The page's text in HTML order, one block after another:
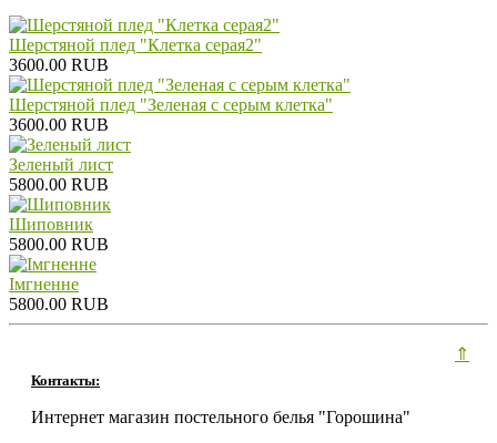
Шерстяной плед "Клетка серая2"
3600.00 RUB
Шерстяной плед "Зеленая с серым клетка"
3600.00 RUB
Зеленый лист
5800.00 RUB
Шиповник
5800.00 RUB
Iмгненне
5800.00 RUB
Контакты:
Интернет магазин постельного белья "Горошина"
⇑